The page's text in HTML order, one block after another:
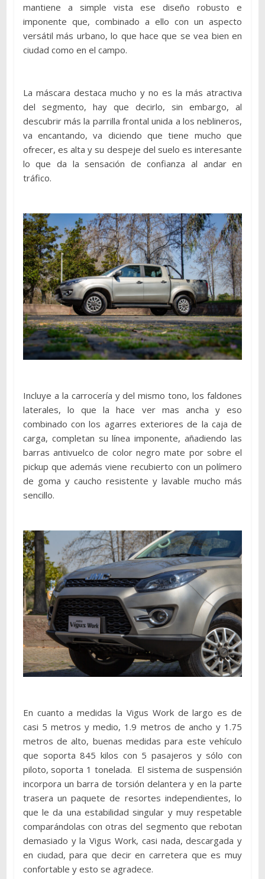
mantiene a simple vista ese diseño robusto e
imponente que, combinado a ello con un aspecto
versátil más urbano, lo que hace que se vea bien en
ciudad como en el campo.
La máscara destaca mucho y no es la más atractiva
del segmento, hay que decirlo, sin embargo, al
descubrir más la parrilla frontal unida a los neblineros,
va encantando, va diciendo que tiene mucho que
ofrecer, es alta y su despeje del suelo es interesante
lo que da la sensación de confianza al andar en
tráfico.
Incluye a la carrocería y del mismo tono, los faldones
laterales, lo que la hace ver mas ancha y eso
combinado con los agarres exteriores de la caja de
carga, completan su línea imponente, añadiendo las
barras antivuelco de color negro mate por sobre el
pickup que además viene recubierto con un polímero
de goma y caucho resistente y lavable mucho más
sencillo.
En cuanto a medidas la Vigus Work de largo es de
casi 5 metros y medio, 1.9 metros de ancho y 1.75
metros de alto, buenas medidas para este vehículo
que soporta 845 kilos con 5 pasajeros y sólo con
piloto, soporta 1 tonelada. El sistema de suspensión
incorpora un barra de torsión delantera y en la parte
trasera un paquete de resortes independientes, lo
que le da una estabilidad singular y muy respetable
comparándolas con otras del segmento que rebotan
demasiado y la Vigus Work, casi nada, descargada y
en ciudad, para que decir en carretera que es muy
confortable y esto se agradece.